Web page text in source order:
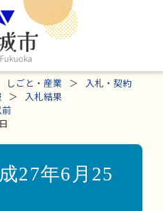
しごと・産業
入札・契約
入札結果
前
27年6月25